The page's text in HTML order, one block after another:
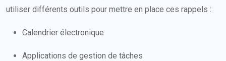
utiliser différents outils pour mettre en place ces rappels :
Calendrier électronique
Applications de gestion de tâches